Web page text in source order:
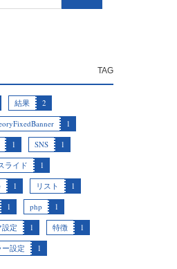
結果
2
1
1 SNS
1
ライド
1
1 リスト
1
1 php
1
定 1 特徴
1
ー設定 1